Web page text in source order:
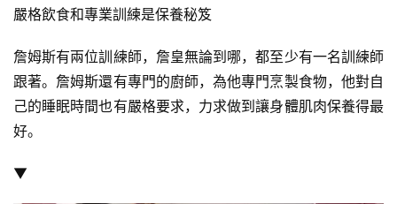
嚴格飲食和專業訓練是保養秘笈
詹姆斯有兩位訓練師，詹皇無論到哪，都至少有一名訓練師
跟著。詹姆斯還有專門的廚師，為他專門烹製食物，他對自
己的睡眠時間也有嚴格要求，力求做到讓身體肌肉保養得最
好。
▼